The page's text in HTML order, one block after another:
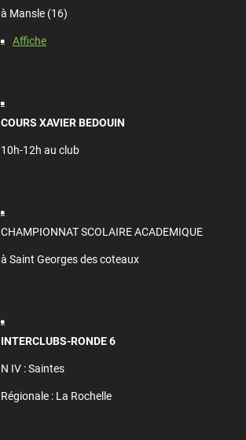
à Mansle (16)
Affiche
COURS XAVIER BEDOUIN
10h-12h au club
CHAMPIONNAT SCOLAIRE ACADEMIQUE
à Saint Georges des coteaux
INTERCLUBS-RONDE 6
N IV : Saintes
Régionale : La Rochelle